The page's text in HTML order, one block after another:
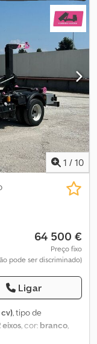
3000, 150 cv,
basculante
total do
de condução C),
ABS, Euro 5,
com molas de
km, em bom
1 / 10
64 500 €
Preço fixo
pode ser discriminado)
Ligar
cv), tipo de
eixos, cor: branco,